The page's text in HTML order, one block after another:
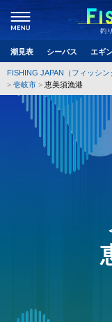
釣
潮見表 シーバス エギ
FISHING JAPAN（フィッシン
壱岐市
恵美須漁港